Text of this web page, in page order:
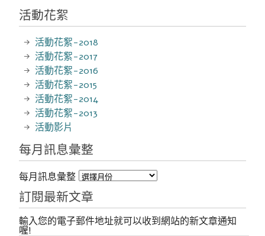
活動花絮
活動花絮-2018
活動花絮-2017
活動花絮-2016
活動花絮-2015
活動花絮-2014
活動花絮-2013
活動影片
每月訊息彙整
每月訊息彙整
訂閱最新文章
輸入您的電子郵件地址就可以收到網站的新文章通知
喔!